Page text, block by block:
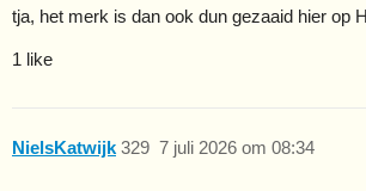
tja, het merk is dan ook dun gezaaid hier op
1 like
NielsKatwijk 7 juli 2026 om 08:34
329